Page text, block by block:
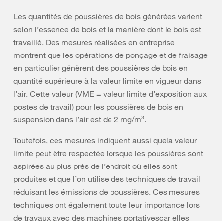
Les quantités de poussières de bois générées varient
selon l’essence de bois et la manière dont le bois est
travaillé. Des mesures réalisées en entreprise
montrent que les opérations de ponçage et de fraisage
en particulier génèrent des poussières de bois en
quantité supérieure à la valeur limite en vigueur dans
l’air. Cette valeur (VME = valeur limite d’exposition aux
postes de travail) pour les poussières de bois en
suspension dans l’air est de 2 mg/m³.
Toutefois, ces mesures indiquent aussi quela valeur
limite peut être respectée lorsque les poussières sont
aspirées au plus près de l’endroit où elles sont
produites et que l’on utilise des techniques de travail
réduisant les émissions de poussières. Ces mesures
techniques ont également toute leur importance lors
de travaux avec des machines portativescar elles